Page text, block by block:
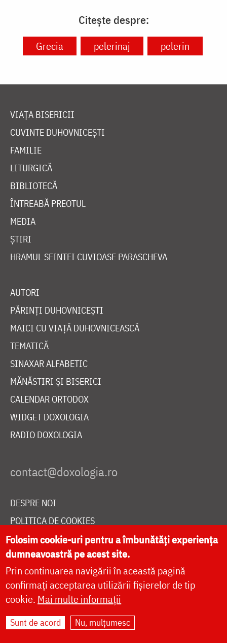
Citește despre:
Grecia pelerinaj pelerin
VIAȚA BISERICII
CUVINTE DUHOVNICEȘTI
FAMILIE
LITURGICĂ
BIBLIOTECĂ
ÎNTREABĂ PREOTUL
MEDIA
ȘTIRI
HRAMUL SFINTEI CUVIOASE PARASCHEVA
AUTORI
PĂRINȚI DUHOVNICEȘTI
MAICI CU VIAȚĂ DUHOVNICEASCĂ
TEMATICĂ
SINAXAR ALFABETIC
MĂNĂSTIRI ȘI BISERICI
CALENDAR ORTODOX
WIDGET DOXOLOGIA
RADIO DOXOLOGIA
DESPRE NOI
POLITICA DE COOKIES
DONEAZĂ ONLINE PENTRU CATEDRALA NAȚIONALĂ
LIVE
Site dezvoltat deDOXOLOGIA MEDIA
Folosim cookie-uri pentru a îmbunătăți experiența
dumneavoastră pe acest site.
Prin continuarea navigării în această pagină
confirmați acceptarea utilizării fișierelor de tip
cookie. Mai multe informații
Sunt de acord Nu, mulțumesc